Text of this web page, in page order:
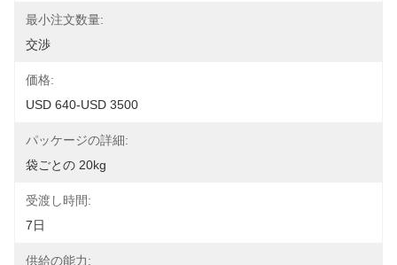
最小注文数量:
交渉
価格:
USD 640-USD 3500
パッケージの詳細:
袋ごとの 20kg
受渡し時間:
7日
供給の能力: